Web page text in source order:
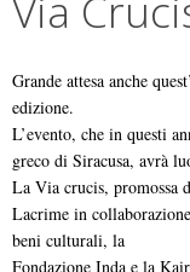
Grande attesa anche
edizione.
L’evento, che in questi
greco di Siracusa, avrà
La Via crucis, promossa
Lacrime in
beni culturali, la
Fondazione Inda e la